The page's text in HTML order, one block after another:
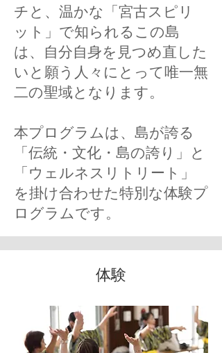
チと、温かな「宮古スピリ
ット」で知られるこの島
は、自分自身を見つめ直した
いと願う人々にとって唯一無
二の聖域となります。
本プログラムは、島が誇る
「伝統・文化・島の誇り」と
「ウェルネスリトリート」
を掛け合わせた特別な体験プ
ログラムです。
体験